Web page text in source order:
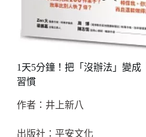
1天5分鐘！把「沒辦法」變成
習慣
作者：井上新八
出版社：平安文化